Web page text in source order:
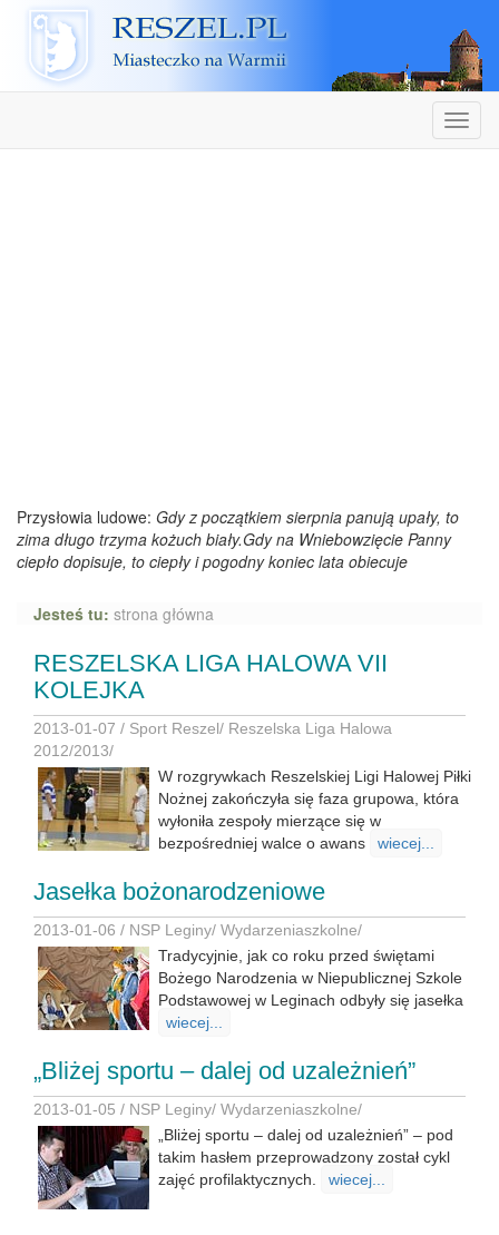
Reszel
Przysłowia ludowe: Gdy z początkiem sierpnia panują upały, to
zima długo trzyma kożuch biały.Gdy na Wniebowzięcie Panny
ciepło dopisuje, to ciepły i pogodny koniec lata obiecuje
Jesteś tu: strona główna
RESZELSKA LIGA HALOWA VII
KOLEJKA
2013-01-07 / Sport Reszel/ Reszelska Liga Halowa
2012/2013/
W rozgrywkach Reszelskiej Ligi Halowej Piłki
Nożnej zakończyła się faza grupowa, która
wyłoniła zespoły mierzące się w
bezpośredniej walce o awans
wiecej...
Jasełka bożonarodzeniowe
2013-01-06 / NSP Leginy/ Wydarzeniaszkolne/
Tradycyjnie, jak co roku przed świętami
Bożego Narodzenia w Niepublicznej Szkole
Podstawowej w Leginach odbyły się jasełka
wiecej...
„Bliżej sportu – dalej od uzależnień”
2013-01-05 / NSP Leginy/ Wydarzeniaszkolne/
„Bliżej sportu – dalej od uzależnień” – pod
takim hasłem przeprowadzony został cykl
zajęć profilaktycznych.
wiecej...